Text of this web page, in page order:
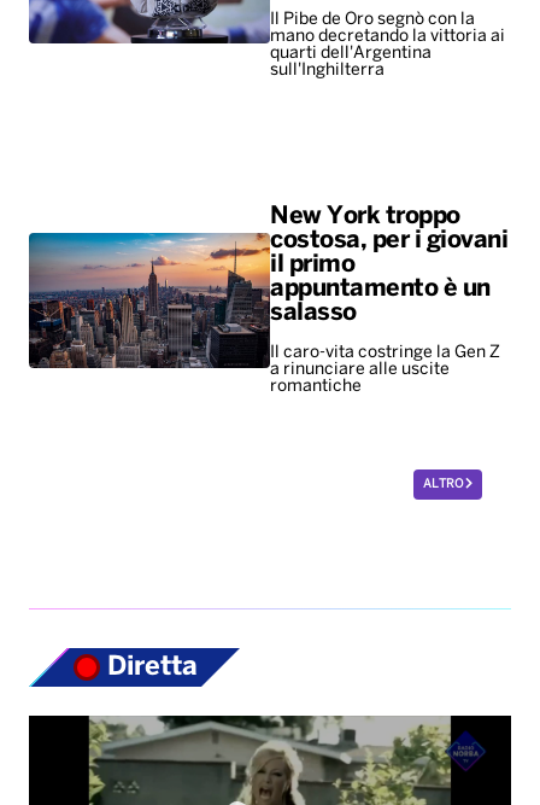
Il Pibe de Oro segnò con la
mano decretando la vittoria ai
quarti dell'Argentina
sull'Inghilterra
New York troppo
costosa, per i giovani
il primo
appuntamento è un
salasso
Il caro-vita costringe la Gen Z
a rinunciare alle uscite
romantiche
ALTRO
Diretta